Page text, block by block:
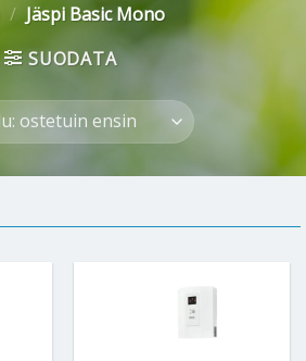
/ Jäspi Basic Mono
SUODATA